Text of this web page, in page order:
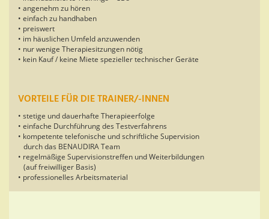
• angenehm zu hören
• einfach zu handhaben
• preiswert
• im häuslichen Umfeld anzuwenden
• nur wenige Therapiesitzungen nötig
• kein Kauf / keine Miete spezieller technischer Geräte
VORTEILE FÜR DIE TRAINER/-INNEN
• stetige und dauerhafte Therapieerfolge
• einfache Durchführung des Testverfahrens
• kompetente telefonische und schriftliche Supervision
durch das BENAUDIRA Team
• regelmäßige Supervisionstreffen und Weiterbildungen
(auf freiwilliger Basis)
• professionelles Arbeitsmaterial